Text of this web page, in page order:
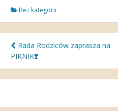
Bez kategorii
Nawigacja
wpisu
Rada Rodziców zaprasza na
PIKNIK❣️